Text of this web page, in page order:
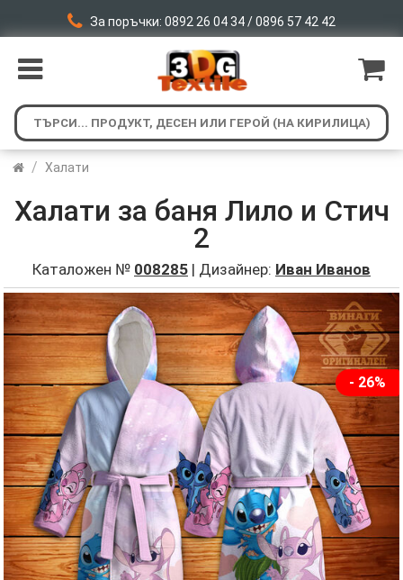
За поръчки: 0892 26 04 34 / 0896 57 42 42
/ Халати
Халати за баня Лило и Стич
2
Каталожен № 008285 | Дизайнер: Иван Иванов
- 26%